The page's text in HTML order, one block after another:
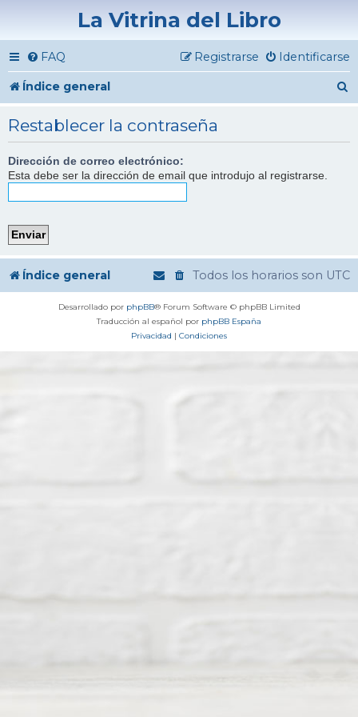
La Vitrina del Libro
FAQ Identificarse
Registrarse
Índice general
Restablecer la contraseña
Dirección de correo electrónico:
Esta debe ser la dirección de email que introdujo al registrarse.
Índice general Todos los horarios son UTC
Desarrollado por phpBB® Forum Software © phpBB Limited
Traducción al español por phpBB España
Privacidad | Condiciones